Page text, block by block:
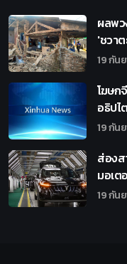
ผลพว
'ชวา
19 กัน
โฆษก
อธิปไ
19 กัน
ส่องส
มอเต
19 กัน